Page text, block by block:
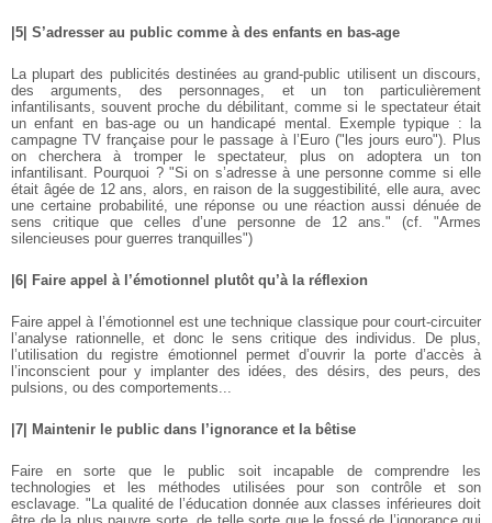
|5| S’adresser au public comme à des enfants en bas-age
La plupart des publicités destinées au grand-public utilisent un discours,
des arguments, des personnages, et un ton particulièrement
infantilisants, souvent proche du débilitant, comme si le spectateur était
un enfant en bas-age ou un handicapé mental. Exemple typique : la
campagne TV française pour le passage à l’Euro ("les jours euro"). Plus
on cherchera à tromper le spectateur, plus on adoptera un ton
infantilisant. Pourquoi ? "Si on s’adresse à une personne comme si elle
était âgée de 12 ans, alors, en raison de la suggestibilité, elle aura, avec
une certaine probabilité, une réponse ou une réaction aussi dénuée de
sens critique que celles d’une personne de 12 ans." (cf. "Armes
silencieuses pour guerres tranquilles")
|6| Faire appel à l’émotionnel plutôt qu’à la réflexion
Faire appel à l’émotionnel est une technique classique pour court-circuiter
l’analyse rationnelle, et donc le sens critique des individus. De plus,
l’utilisation du registre émotionnel permet d’ouvrir la porte d’accès à
l’inconscient pour y implanter des idées, des désirs, des peurs, des
pulsions, ou des comportements...
|7| Maintenir le public dans l’ignorance et la bêtise
Faire en sorte que le public soit incapable de comprendre les
technologies et les méthodes utilisées pour son contrôle et son
esclavage. "La qualité de l’éducation donnée aux classes inférieures doit